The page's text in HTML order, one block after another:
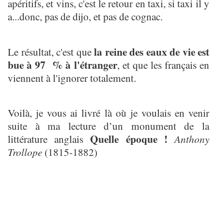
apéritifs, et vins, c'est le retour en taxi, si taxi il y
a...donc, pas de dijo, et pas de cognac.
Le résultat, c'est quela reine des eaux de vie est
bue à 97 % à l'étranger, et que les français en
viennent à l'ignorer totalement.
Voilà, je vous ai livré là où je voulais en venir
suite à ma lecture d’un monument de la
littérature anglaisQuelle époque ! Anthony
Trollope (1815-1882)